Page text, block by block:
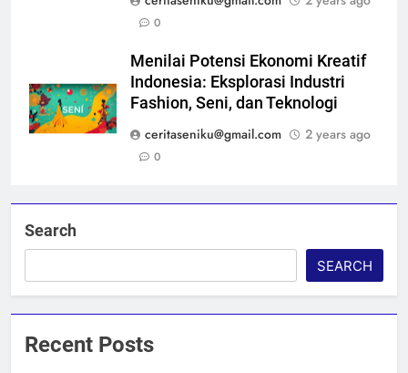
0
Menilai Potensi Ekonomi Kreatif
Indonesia: Eksplorasi Industri
Fashion, Seni, dan Teknologi
ceritaseniku@gmail.com
2 years ago
0
Search
SEARCH
Recent Posts